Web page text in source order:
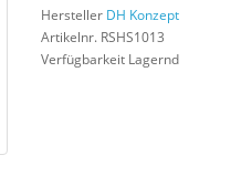
Hersteller DH Konzept
Artikelnr. RSHS1013
Verfügbarkeit Lagernd